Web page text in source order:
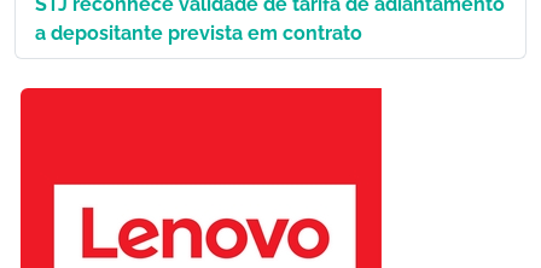
a depositante prevista em contrato